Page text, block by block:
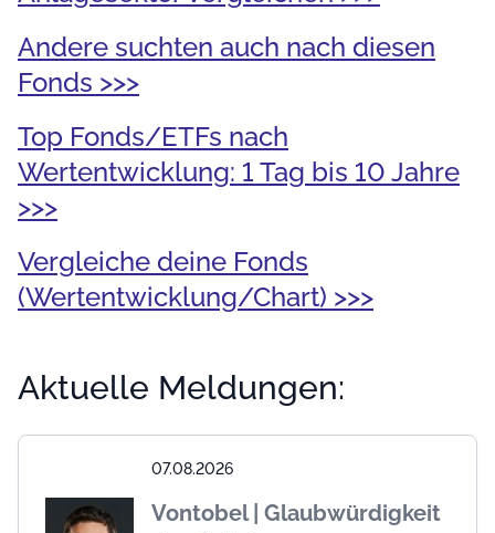
Andere suchten auch nach diesen
Fonds >>>
Top Fonds/ETFs nach
Wertentwicklung: 1 Tag bis 10 Jahre
>>>
Vergleiche deine Fonds
(Wertentwicklung/Chart) >>>
Aktuelle Meldungen:
07.08.2026
Vontobel | Glaubwürdigkeit